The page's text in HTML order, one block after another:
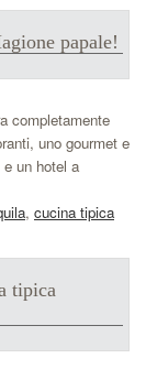
papale!
completamente
uno gourmet e
un hotel a
, cucina tipica
tipica